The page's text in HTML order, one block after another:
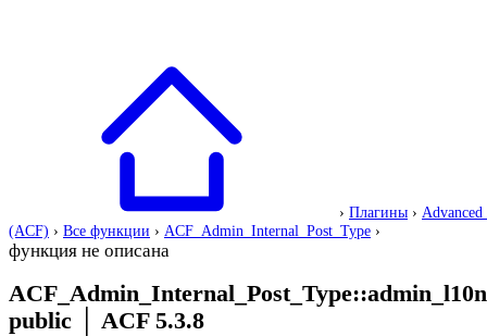
› Плагины ›
(ACF) › Все функции › ACF_Admin_Internal_Post_Type ›
функция не описана
ACF_Admin_Internal_Post_Type::admin_l10n
public
ACF 5.3.8